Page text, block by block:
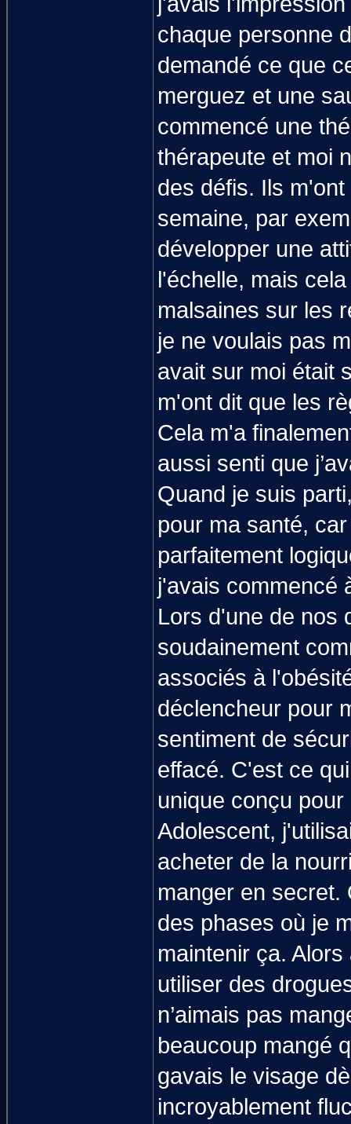
chaque personne
demandé ce que
merguez et une
commencé une
thérapeute et moi
des défis. Ils
semaine, par
développer une
l'échelle, mais
malsaines sur les
je ne voulais pas
avait sur moi était
m'ont dit que les
Cela m'a
aussi senti que
Quand je suis
pour ma santé,
parfaitement
j'avais commencé
Lors d'une de nos
soudainement
associés à
déclencheur pour
sentiment de
effacé. C'est ce
unique conçu
Adolescent,
acheter de la
manger en secret.
des phases où je
maintenir ça.
utiliser des
n’aimais pas
beaucoup mangé
gavais le visage
incroyablement